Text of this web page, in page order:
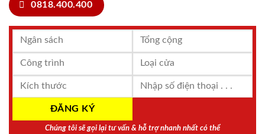
0818.400.400
Chúng tôi sẽ gọi lại tư vấn & hỗ trợ nhanh nhất có thể